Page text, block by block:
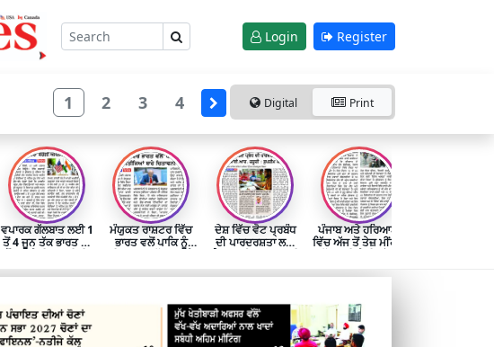
Login Register
1 2 3 4 Digital Print
ਵਪਾਰਕ ਗੱਲਬਾਤ ਲਈ 1
ਤੋਂ 4 ਜੂਨ ਤੱਕ ਭਾਰਤ ਦਾ
ਟੀਮ
ਮੰਯੁਕਤ ਰਾਸ਼ਟਰ ਵਿੱਚ
ਭਾਰਤ ਵਲੋਂ ਪਾਕਿ ਨੂੰ
ਨਤੀਜਿਆਂ ਬਾਰੇ
ਚਿਤਾਵਨੀ
ਦੇਸ਼ ਵਿੱਚ ਵੋਟ ਪ੍ਰਬੰਧ
ਦੀ ਪਾਰਦਰਸ਼ਤਾ ਲਈ
: ਸੁਪਰੀਮ ਕੋਰਟ
ਪੰਜਾਬ ਅਤੇ ਹਰਿਆਣਾ
ਵਿੱਚ ਅੱਜ ਤੋਂ ਤੇਜ਼ ਮੀਂਹ ਤੇ